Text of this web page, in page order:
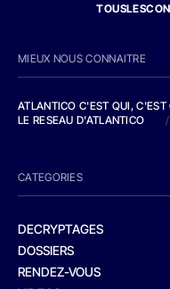
MIEUX NOUS CONNAITRE
ATLANTICO C'EST QUI, C'EST
LE RESEAU D'ATLANTICO
/
CATEGORIES
DECRYPTAGES
DOSSIERS
RENDEZ-VOUS